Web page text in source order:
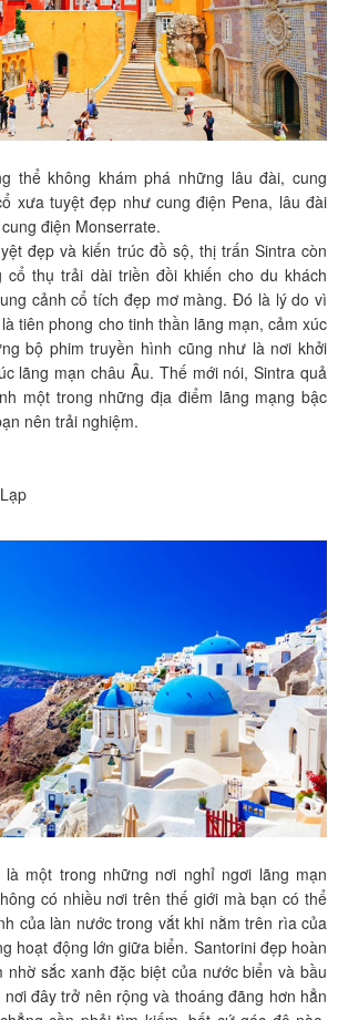
thể không khám phá những lâu đài, cung
xưa tuyệt đẹp như cung điện Pena, lâu đài
điện Monserrate.
đẹp và kiến trúc đồ sộ, thị trấn Sintra còn
cổ thụ trải dài triền đồi khiến cho du khách
cảnh cổ tích đẹp mơ màng. Đó là lý do vì
tiên phong cho tinh thần lãng mạn, cảm xúc
bộ phim truyền hình cũng như là nơi khởi
lãng mạn châu Âu. Thế mới nói, Sintra quả
một trong những địa điểm lãng mạng bậc
nên trải nghiệm.
một trong những nơi nghỉ ngơi lãng mạn
có nhiều nơi trên thế giới mà bạn có thể
của làn nước trong vắt khi nằm trên rìa của
hoạt động lớn giữa biển. Santorini đẹp hoàn
nhờ sắc xanh đặc biệt của nước biển và bầu
đây trở nên rộng và thoáng đãng hơn hẳn